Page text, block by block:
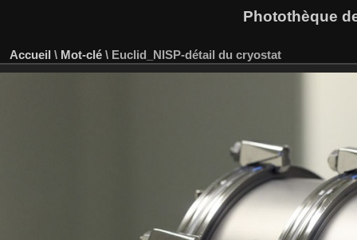
Photothèque
Accueil \ Mot-clé \ Euclid_NISP-détail du cryostat